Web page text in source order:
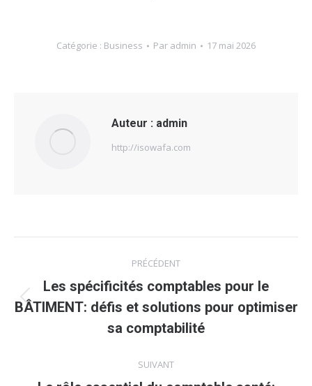
Catégorie : Business Par admin 17 mai 2026
Auteur : admin
http://isowafa.com
article
PRÉCÉDENT
Article
précédent
Les spécificités comptables pour le
BÂTIMENT: défis et solutions pour optimiser
sa comptabilité
SUIVANT